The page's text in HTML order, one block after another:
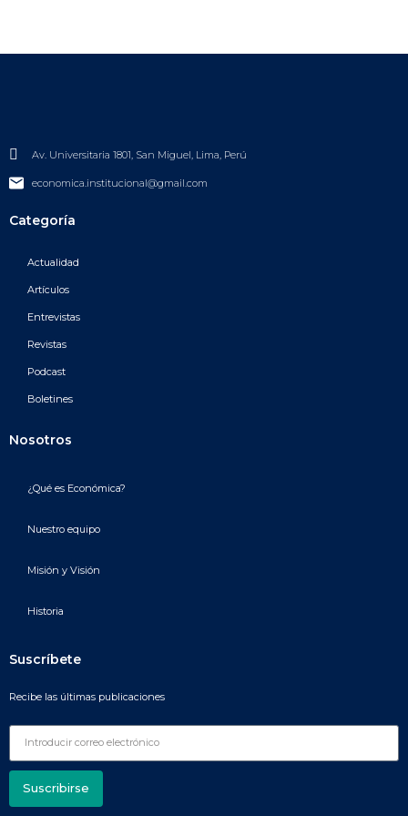
Av. Universitaria 1801, San Miguel, Lima, Perú
economica.institucional@gmail.com
Categoría
Actualidad
Artículos
Entrevistas
Revistas
Podcast
Boletines
Nosotros
¿Qué es Económica?
Nuestro equipo
Misión y Visión
Historia
Suscríbete
Recibe las últimas publicaciones
Suscribirse